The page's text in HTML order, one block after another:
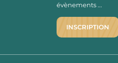
évènements ...
INSCRIPTION